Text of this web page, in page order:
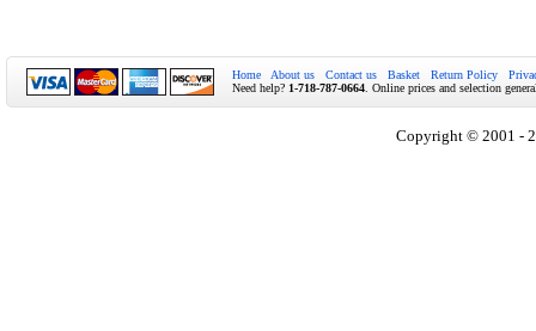
Home About us Contact us Basket Return Policy
Need help? 1-718-787-0664 . Online prices and selection
Copyright © 2001 -